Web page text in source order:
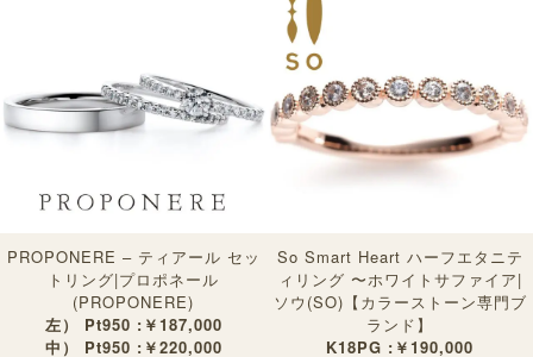
PROPONERE – ティアール セッ
トリング|プロポネール
(PROPONERE)
左） Pt950 :￥187,000
中） Pt950 :￥220,000
So Smart Heart ハーフエタニテ
ィリング 〜ホワイトサファイア|
ソウ(SO)【カラーストーン専門ブ
ランド】
K18PG :￥190,000